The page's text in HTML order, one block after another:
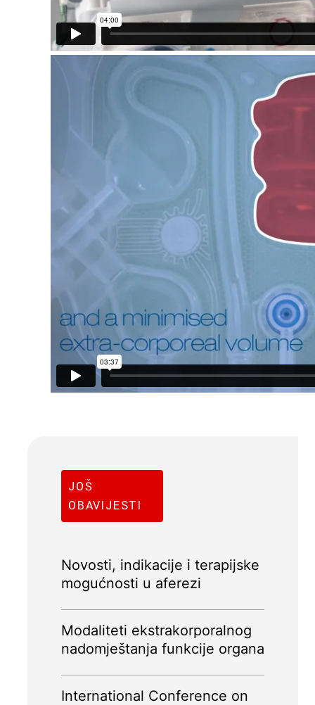
JOŠ
OBAVIJESTI
Novosti, indikacije i terapijske
mogućnosti u aferezi
Modaliteti ekstrakorporalnog
nadomještanja funkcije organa
International Conference on